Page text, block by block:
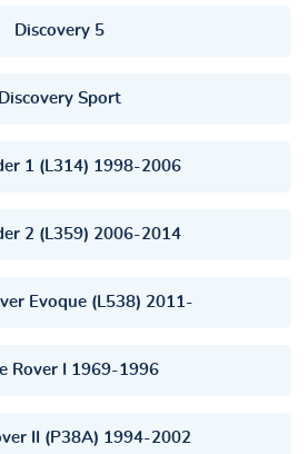
Discovery 5
Discovery Sport
1 (L314) 1998-2006
2 (L359) 2006-2014
Evoque (L538) 2011-
Rover I 1969-1996
II (P38A) 1994-2002